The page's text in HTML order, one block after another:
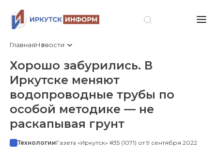
ГлавнаяНовости
Хорошо забурились. В
Иркутске меняют
водопроводные трубы по
особой методике — не
раскапывая грунт
ТехнологииГазета «Иркутск» #35 (1071) от 9 сентября 2022